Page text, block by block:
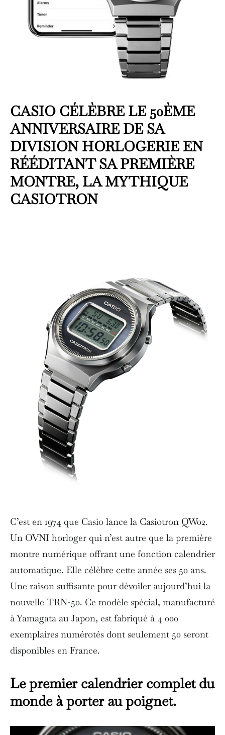
CASIO CÉLÈBRE LE 50ÈME
ANNIVERSAIRE DE SA
DIVISION HORLOGERIE EN
RÉÉDITANT SA PREMIÈRE
MONTRE, LA MYTHIQUE
CASIOTRON
C’est en 1974 que Casio lance la Casiotron QW02.
Un OVNI horloger qui n’est autre que la première
montre numérique offrant une fonction calendrier
automatique. Elle célèbre cette année ses 50 ans.
Une raison suffisante pour dévoiler aujourd’hui la
nouvelle TRN-50. Ce modèle spécial, manufacturé
à Yamagata au Japon, est fabriqué à 4 000
exemplaires numérotés dont seulement 50 seront
disponibles en France.
Le premier calendrier complet du
monde à porter au poignet.